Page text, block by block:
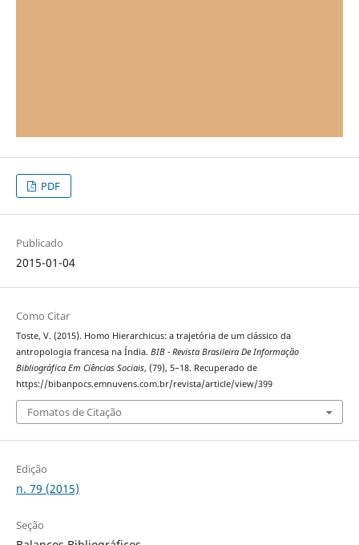
PDF
Publicado
2015-01-04
Como Citar
Toste, V. (2015). Homo Hierarchicus: a trajetória de um clássico da
antropologia francesa na Índia. BIB - Revista Brasileira De Informação
Bibliográfica Em Ciências Sociais, (79), 5–18. Recuperado de
https://bibanpocs.emnuvens.com.br/revista/article/view/399
Fomatos de Citação
Edição
n. 79 (2015)
Seção